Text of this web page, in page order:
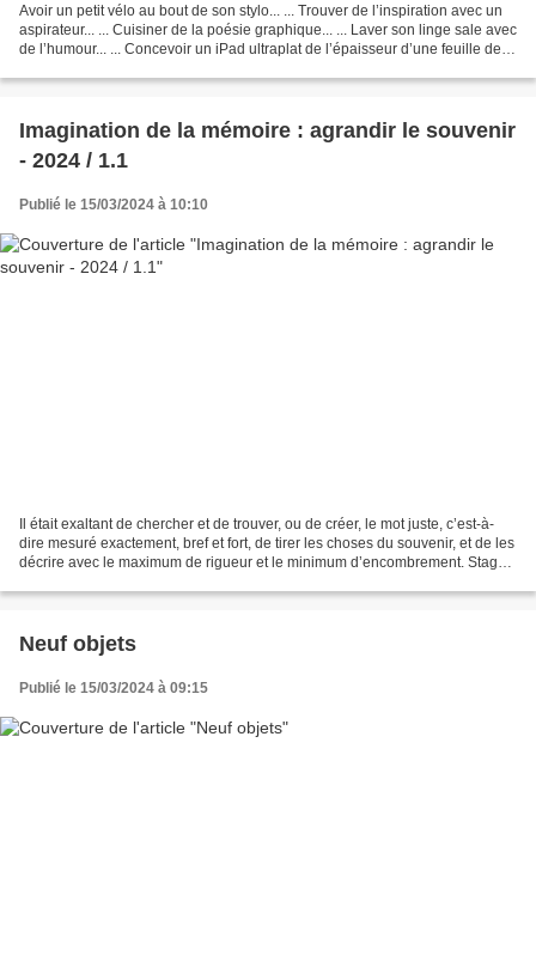
Avoir un petit vélo au bout de son stylo... ... Trouver de l’inspiration avec un
aspirateur... ... Cuisiner de la poésie graphique... ... Laver son linge sale avec
de l’humour... ... Concevoir un iPad ultraplat de l’épaisseur d’une feuille de
Imagination de la mémoire : agrandir le souvenir
- 2024 / 1.1
Publié le 15/03/2024 à 10:10
Il était exaltant de chercher et de trouver, ou de créer, le mot juste, c’est-à-
dire mesuré exactement, bref et fort, de tirer les choses du souvenir, et de les
décrire avec le maximum de rigueur et le minimum d’encombrement. Stage
Neuf objets
Publié le 15/03/2024 à 09:15